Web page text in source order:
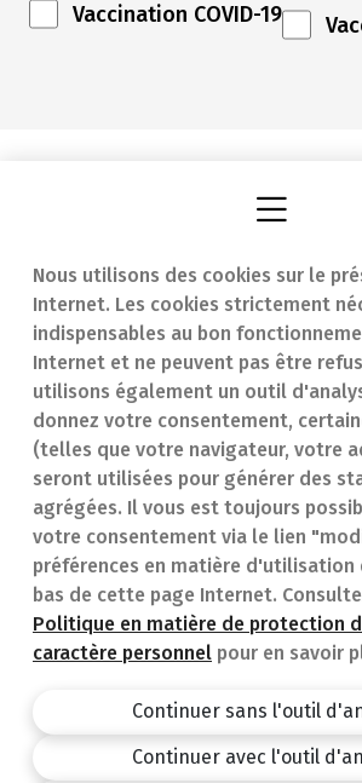
Nous utilisons des cookies sur le
Internet. Les cookies strictement
indispensables au bon
Internet et ne peuvent pas être
utilisons également un outil
donnez votre consentement,
(telles que votre navigateur, votre
seront utilisées pour générer des
agrégées. Il vous est toujours
votre consentement via le lien
préférences en matière d'utilisation
bas de cette page Internet.
Politique en matière de protection
caractère personnel pour en savoir
Continuer sans l'outil
Continuer avec l'outil
Vaccination COVID-19
Trouver une
pharmacie
Notre expertise
Maladies
Médicaments
En cas
Contact
Pharmacie.be
Privacy
Conditions
design by